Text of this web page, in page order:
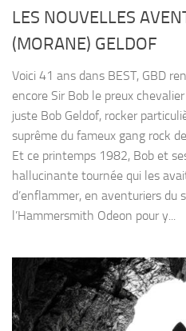
LES NOUVELLES
(MORANE) GELDOF
Voici 41 ans dans BEST, GBD
encore Sir Bob le preux
juste Bob Geldof, rocker
suprême du fameux gang rock
Et ce printemps 1982, Bob et
hallucinante tournée qui les
d’enflammer, en aventuriers du
l’Hammersmith Odeon pour y...